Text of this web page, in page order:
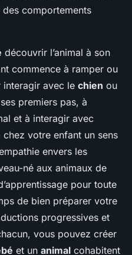
comportements
découvrir l’animal à son
commence à ramper ou
avec le chien ou
premiers pas, à
et à interagir avec
votre enfant un sens
envers les
né aux animaux de
pour toute
de bien préparer votre
progressives et
vous pouvez créer
et un animal cohabitent